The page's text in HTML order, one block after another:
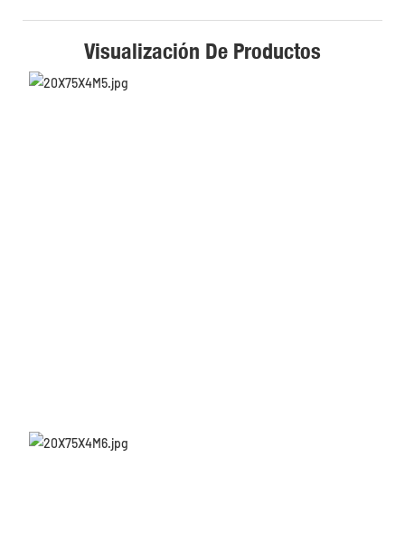
Visualización De Productos